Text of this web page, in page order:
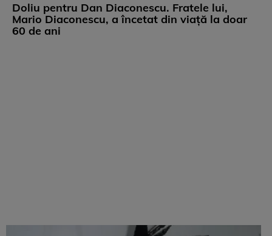
Doliu pentru Dan Diaconescu. Fratele lui,
Mario Diaconescu, a încetat din viață la doar
60 de ani